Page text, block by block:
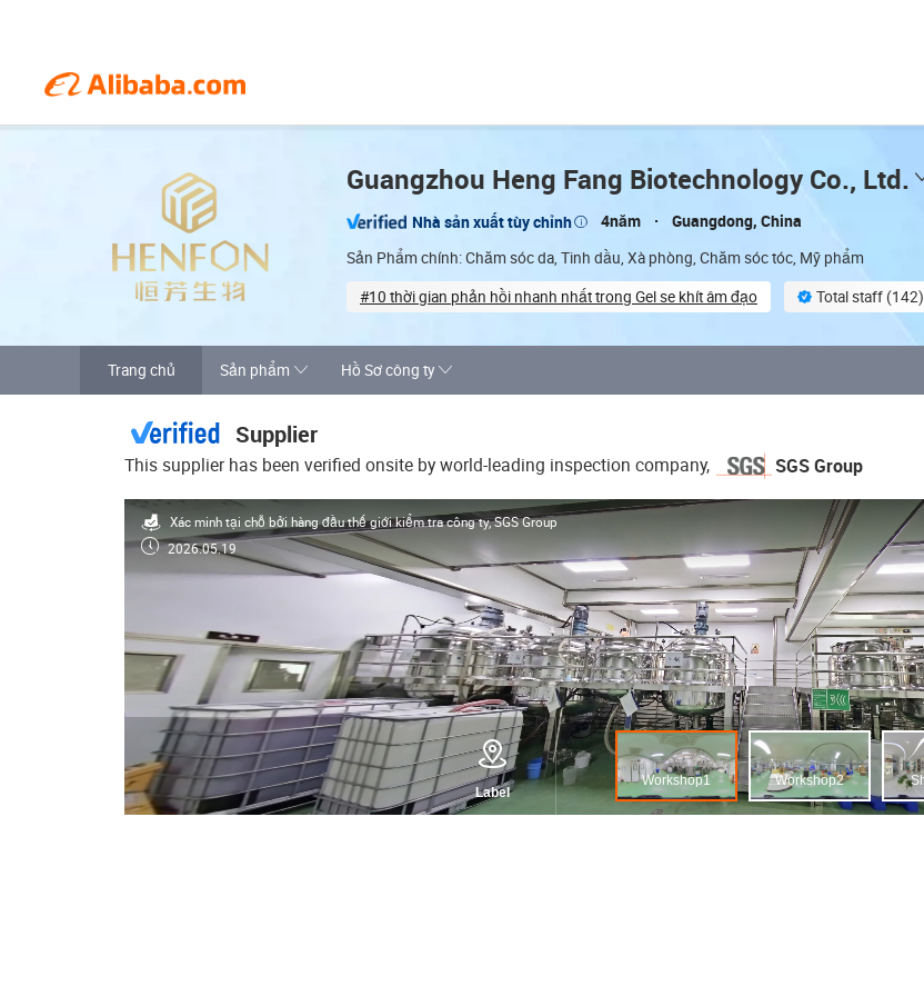
Guangzhou Heng Fang Biotechnology Co., Ltd.
Nhà sản xuất tùy chỉnh 4năm Guangdong, China
Sản Phẩm chính: Chăm sóc da, Tinh dầu, Xà phòng, Chăm sóc tóc, Mỹ phẩm
#10 thời gian phản hồi nhanh nhất trong Gel se khít âm đạo Total staff (142)
Trang chủ Sản phẩm Hồ Sơ công ty
Supplier
This supplier has been verified onsite by world-leading inspection company, SGS Group
Xác minh tại chỗ bởi hàng đầu thế giới kiểm tra công ty, SGS Group
2026.05.19